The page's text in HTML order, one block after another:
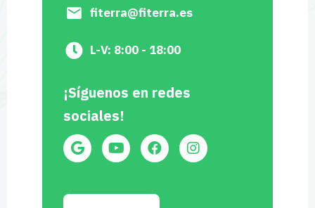
fiterra@fiterra.es
L-V: 8:00 - 18:00
¡Síguenos en redes
sociales!